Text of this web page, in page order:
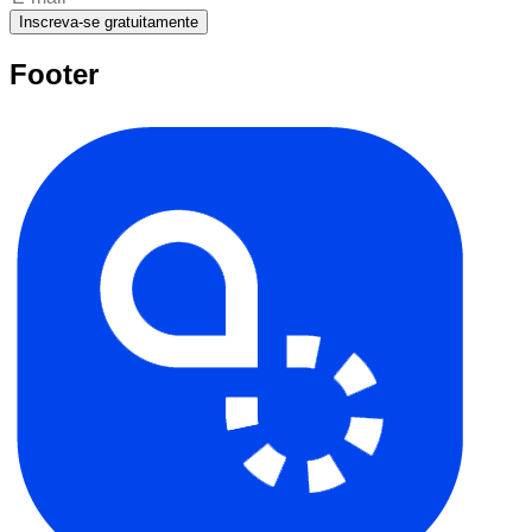
Inscreva-se gratuitamente
Footer